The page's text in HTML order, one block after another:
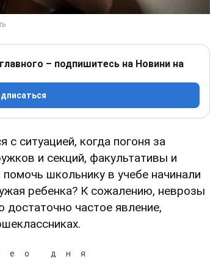
– подпишитесь на Новини на
с ситуацией, когда погоня за
и секций, факультативы и
школьнику в учебе начинали
ребенка? К сожалению, неврозы
частое явление,
дня